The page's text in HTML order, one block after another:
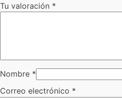
Tu valoración *
Nombre *
Correo electrónico *